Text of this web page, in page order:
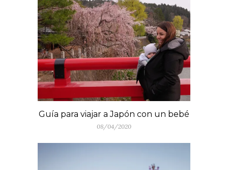
Guía para viajar a Japón con un bebé
08/04/2020